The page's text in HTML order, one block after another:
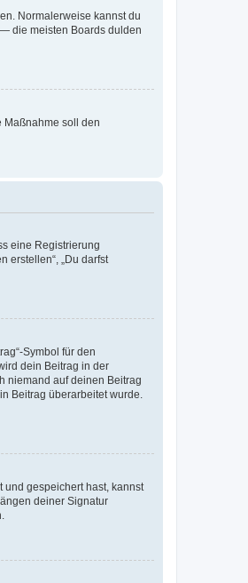
Normalerweise kannst du
die meisten Boards dulden
Maßnahme soll den
eine Registrierung
erstellen“, „Du darfst
Symbol für den
dein Beitrag in der
niemand auf deinen Beitrag
Beitrag überarbeitet wurde.
gespeichert hast, kannst
deiner Signatur